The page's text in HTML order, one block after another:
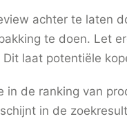
achter te laten
te doen. Let
laat potentiële
in de ranking van
in de